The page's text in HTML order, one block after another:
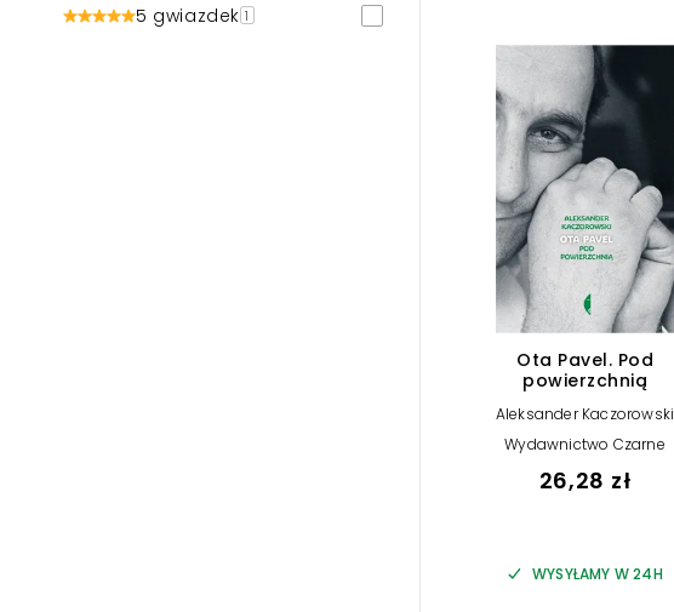
5 gwiazdek 1
Ota Pavel. Pod
powierzchnią
Aleksander Kaczorowski
Wydawnictwo Czarne
26,28 zł
WYSYŁAMY W 24H